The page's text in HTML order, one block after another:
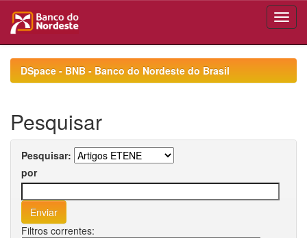
navigationDSpace - BNB - Banco do Nordeste do Brasil
Pesquisar
Pesquisar:
por
Filtros correntes: